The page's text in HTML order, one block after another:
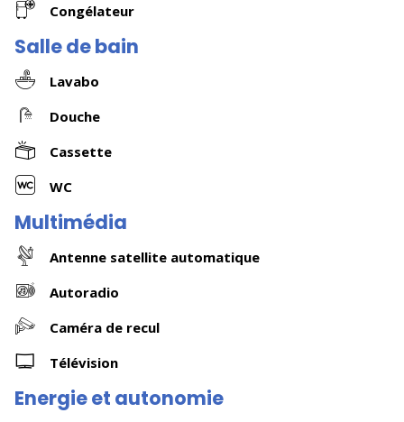
Congélateur
Salle de bain
Lavabo
Douche
Cassette
WC
Multimédia
Antenne satellite automatique
Autoradio
Caméra de recul
Télévision
Energie et autonomie